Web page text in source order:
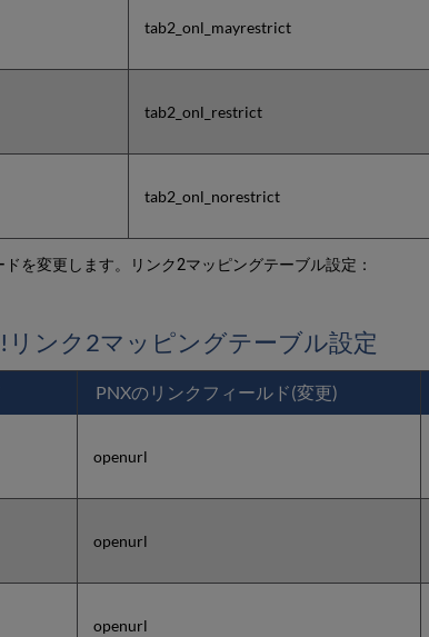
tab2_onl_mayrestrict
tab2_onl_restrict
tab2_onl_norestrict
を変更します。リンク2マッピングテーブル設定：
リンク2マッピングテーブル設定
PNXのリンクフィールド(変更)
openurl
openurl
openurl